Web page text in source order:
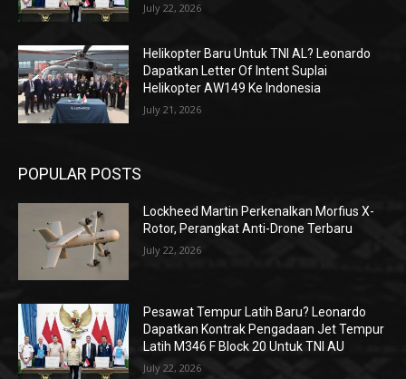
July 22, 2026
Helikopter Baru Untuk TNI AL? Leonardo
Dapatkan Letter Of Intent Suplai
Helikopter AW149 Ke Indonesia
July 21, 2026
POPULAR POSTS
Lockheed Martin Perkenalkan Morfius X-
Rotor, Perangkat Anti-Drone Terbaru
July 22, 2026
Pesawat Tempur Latih Baru? Leonardo
Dapatkan Kontrak Pengadaan Jet Tempur
Latih M346 F Block 20 Untuk TNI AU
July 22, 2026